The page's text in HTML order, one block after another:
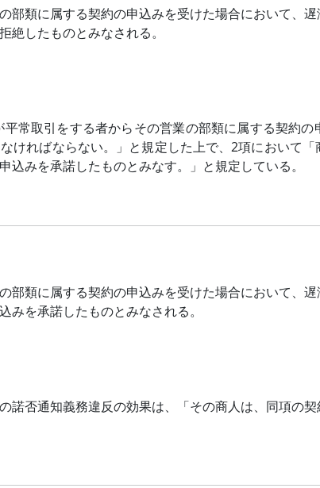
部類に属する契約の申込みを受けた場合において、
絶したものとみなされる。
常取引をする者からその営業の部類に属する契約
ければならない。」と規定した上で、2項において
込みを承諾したものとみなす。」と規定している。
部類に属する契約の申込みを受けた場合において、
みを承諾したものとみなされる。
諾否通知義務違反の効果は、「その商人は、同項の契